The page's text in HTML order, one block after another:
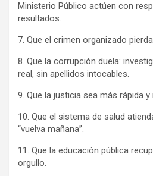
Ministerio Público actúen con
resultados.
7. Que el crimen organizado
8. Que la corrupción duela:
real, sin apellidos intocables.
9. Que la justicia sea más rápida
10. Que el sistema de salud
“vuelva mañana”.
11. Que la educación pública
orgullo.